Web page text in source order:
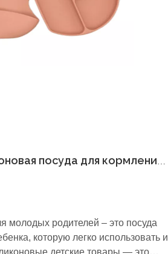
Почему силиконовая посуда для кормления лучше всего подходит для вашего ребенка?
молодых родителей – это посуда
которую легко использовать и
детские товары — это